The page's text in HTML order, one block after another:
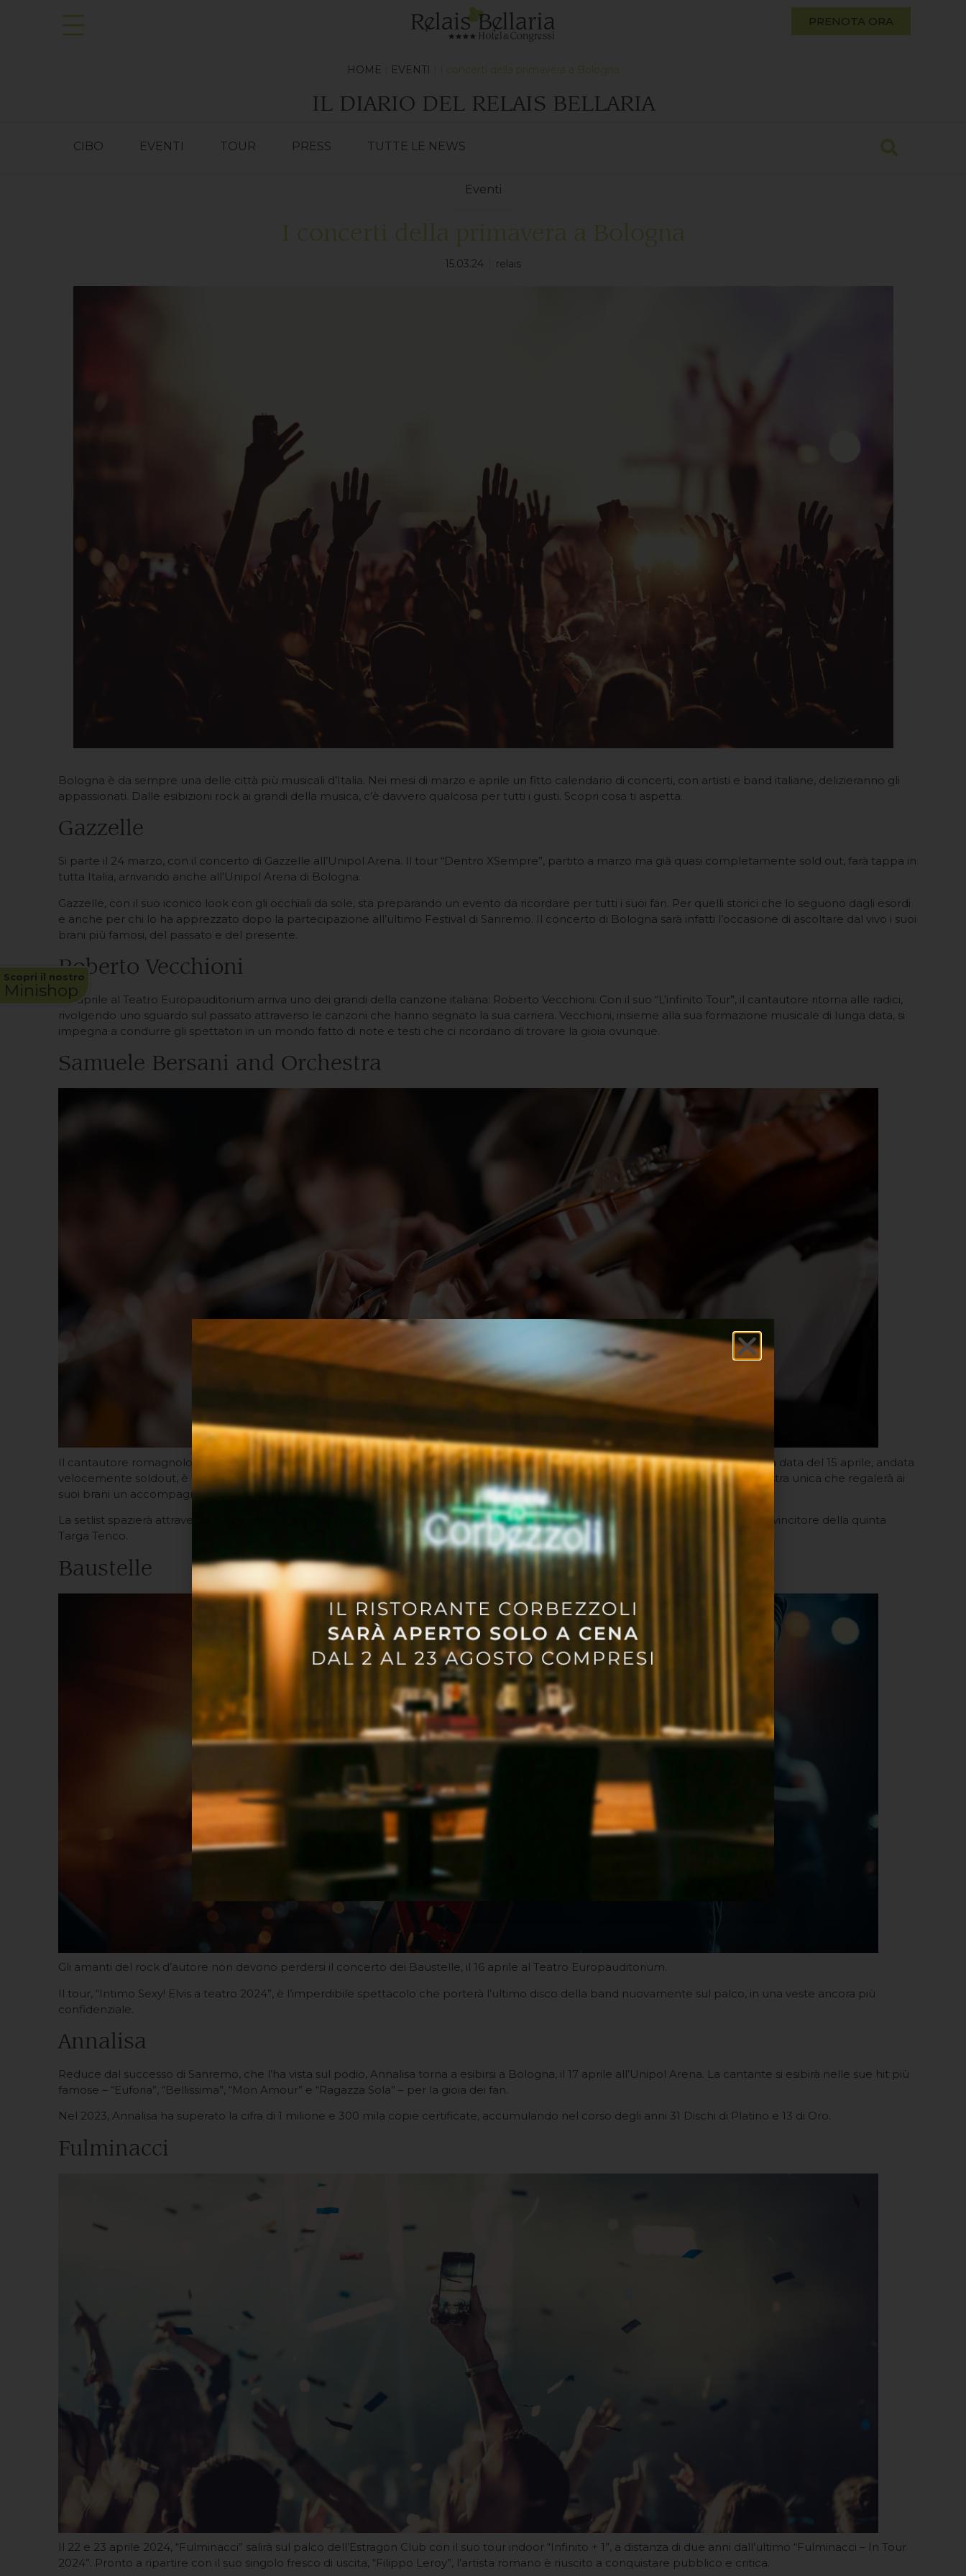
PRENOTA ORA
Scopri il nostro
Minishop
HOME | EVENTI | I concerti della primavera a Bologna
IL DIARIO DEL RELAIS BELLARIA
CIBO EVENTI TOUR PRESS TUTTE LE NEWS
Eventi
I concerti della primavera a Bologna
15.03.24 relais
Bologna è da sempre una delle città più musicali d’Italia. Nei mesi di marzo e aprile un fitto calendario di concerti, con artisti e band italiane, delizieranno gli
appassionati. Dalle esibizioni rock ai grandi della musica, c’è davvero qualcosa per tutti i gusti. Scopri cosa ti aspetta.
Gazzelle
Si parte il 24 marzo, con il concerto di Gazzelle all’Unipol Arena. Il tour “Dentro XSempre”, partito a marzo ma già quasi completamente sold out, farà tappa in
tutta Italia, arrivando anche all’Unipol Arena di Bologna.
Gazzelle, con il suo iconico look con gli occhiali da sole, sta preparando un evento da ricordare per tutti i suoi fan. Per quelli storici che lo seguono dagli esordi
e anche per chi lo ha apprezzato dopo la partecipazione all’ultimo Festival di Sanremo. Il concerto di Bologna sarà infatti l’occasione di ascoltare dal vivo i suoi
brani più famosi, del passato e del presente.
Roberto Vecchioni
Il 5 aprile al Teatro Europauditorium arriva uno dei grandi della canzone italiana: Roberto Vecchioni. Con il suo “L’infinito Tour”, il cantautore ritorna alle radici,
rivolgendo uno sguardo sul passato attraverso le canzoni che hanno segnato la sua carriera. Vecchioni, insieme alla sua formazione musicale di lunga data, si
impegna a condurre gli spettatori in un mondo fatto di note e testi che ci ricordano di trovare la gioia ovunque.
Samuele Bersani and Orchestra
Il cantautore romagnolo, ma bolognese d’adozione, torna sul palco con il tour “Samuele Bersani & Orchestra Tour Indoor 2024”. Alla data del 15 aprile, andata
velocemente soldout, è stata aggiunta quella del 26 aprile, sempre al Teatro Europauditorium. Bersani si esibirà insieme a un’orchestra unica che regalerà ai
suoi brani un accompagnamento ancora più speciale.
La setlist spazierà attraverso tre decenni di carriera, includendo sia i grandi successi che i brani dell’ultimo album “Cinema Samuele”, vincitore della quinta
Targa Tenco.
Baustelle
Gli amanti del rock d’autore non devono perdersi il concerto dei Baustelle, il 16 aprile al Teatro Europauditorium.
Il tour, “Intimo Sexy! Elvis a teatro 2024”, è l’imperdibile spettacolo che porterà l’ultimo disco della band nuovamente sul palco, in una veste ancora più
confidenziale.
Annalisa
Reduce dal successo di Sanremo, che l’ha vista sul podio, Annalisa torna a esibirsi a Bologna, il 17 aprile all’Unipol Arena. La cantante si esibirà nelle sue hit più
famose – “Euforia”, “Bellissima”, “Mon Amour” e “Ragazza Sola” – per la gioia dei fan.
Nel 2023, Annalisa ha superato la cifra di 1 milione e 300 mila copie certificate, accumulando nel corso degli anni 31 Dischi di Platino e 13 di Oro.
Fulminacci
Il 22 e 23 aprile 2024, “Fulminacci” salirà sul palco dell’Estragon Club con il suo tour indoor “Infinito + 1”, a distanza di due anni dall’ultimo “Fulminacci – In Tour
2024”. Pronto a ripartire con il suo singolo fresco di uscita, “Filippo Leroy”, l’artista romano è riuscito a conquistare pubblico e critica.